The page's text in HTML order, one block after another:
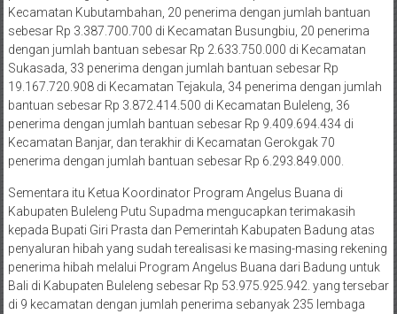
Kecamatan Kubutambahan, 20 penerima dengan jumlah bantuan
sebesar Rp 3.387.700.700 di Kecamatan Busungbiu, 20 penerima
dengan jumlah bantuan sebesar Rp 2.633.750.000 di Kecamatan
Sukasada, 33 penerima dengan jumlah bantuan sebesar Rp
19.167.720.908 di Kecamatan Tejakula, 34 penerima dengan jumlah
bantuan sebesar Rp 3.872.414.500 di Kecamatan Buleleng, 36
penerima dengan jumlah bantuan sebesar Rp 9.409.694.434 di
Kecamatan Banjar, dan terakhir di Kecamatan Gerokgak 70
penerima dengan jumlah bantuan sebesar Rp 6.293.849.000.
Sementara itu Ketua Koordinator Program Angelus Buana di
Kabupaten Buleleng Putu Supadma mengucapkan terimakasih
kepada Bupati Giri Prasta dan Pemerintah Kabupaten Badung atas
penyaluran hibah yang sudah terealisasi ke masing-masing rekening
penerima hibah melalui Program Angelus Buana dari Badung untuk
Bali di Kabupaten Buleleng sebesar Rp 53.975.925.942. yang tersebar
di 9 kecamatan dengan jumlah penerima sebanyak 235 lembaga